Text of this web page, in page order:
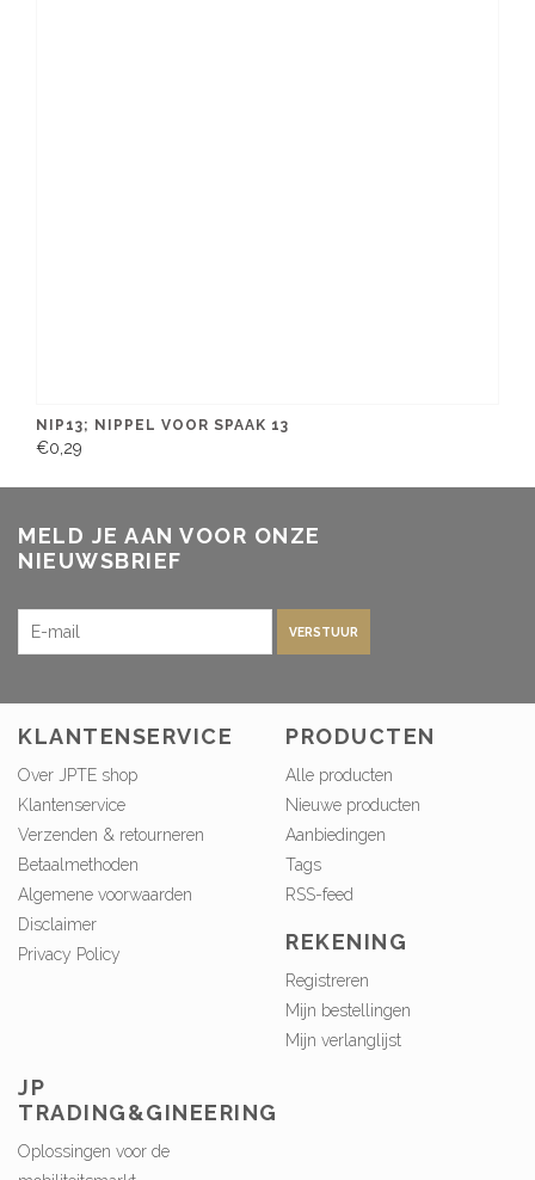
NIP13; NIPPEL VOOR SPAAK 13
€0,29
MELD JE AAN VOOR ONZE
NIEUWSBRIEF
VERSTUUR
KLANTENSERVICE
Over JPTE shop
Klantenservice
Verzenden & retourneren
Betaalmethoden
Algemene voorwaarden
Disclaimer
Privacy Policy
PRODUCTEN
Alle producten
Nieuwe producten
Aanbiedingen
Tags
RSS-feed
REKENING
Registreren
Mijn bestellingen
Mijn verlanglijst
JP
TRADING&GINEERING
Oplossingen voor de